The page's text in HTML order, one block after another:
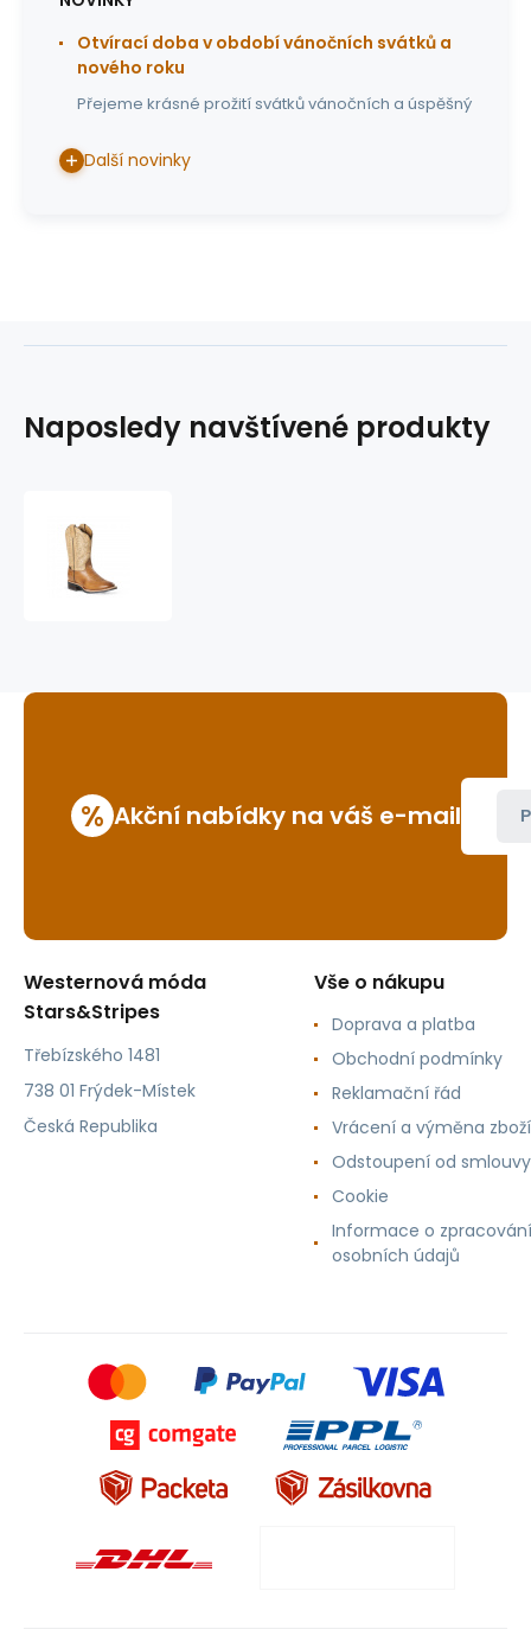
Otvírací doba v období vánočních svátků a
nového roku
Přejeme krásné prožití svátků vánočních a úspěšný
Další novinky
Naposledy navštívené produkty
% Akční nabídky na váš e-mail
Westernová móda
Stars&Stripes
Třebízského 1481
738 01 Frýdek-Místek
Česká Republika
Vše o nákupu
Doprava a platba
Obchodní podmínky
Reklamační řád
Vrácení a výměna zboží
Odstoupení od smlouvy
Cookie
Informace o zpracování
osobních údajů